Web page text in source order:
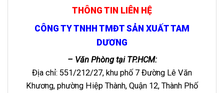
THÔNG TIN LIÊN HỆ
CÔNG TY TNHH TMĐT SẢN XUẤT TAM
DƯƠNG
– Văn Phòng tại TP.HCM:
Địa chỉ: 551/212/27, khu phố 7 Đường Lê Văn
Khương, phường Hiệp Thành, Quận 12, Thành Phố